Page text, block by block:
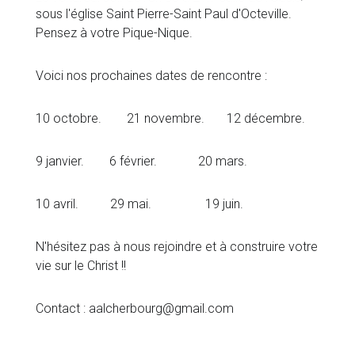
sous l'église Saint Pierre-Saint Paul d'Octeville.
Pensez à votre Pique-Nique.
Voici nos prochaines dates de rencontre :
10 octobre. 21 novembre. 12 décembre.
9 janvier. 6 février. 20 mars.
10 avril. 29 mai. 19 juin.
N'hésitez pas à nous rejoindre et à construire votre
vie sur le Christ !!
Contact : aalcherbourg@gmail.com